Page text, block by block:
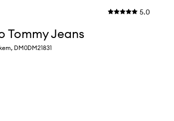
5.0
Tommy Jeans
DM0DM21831